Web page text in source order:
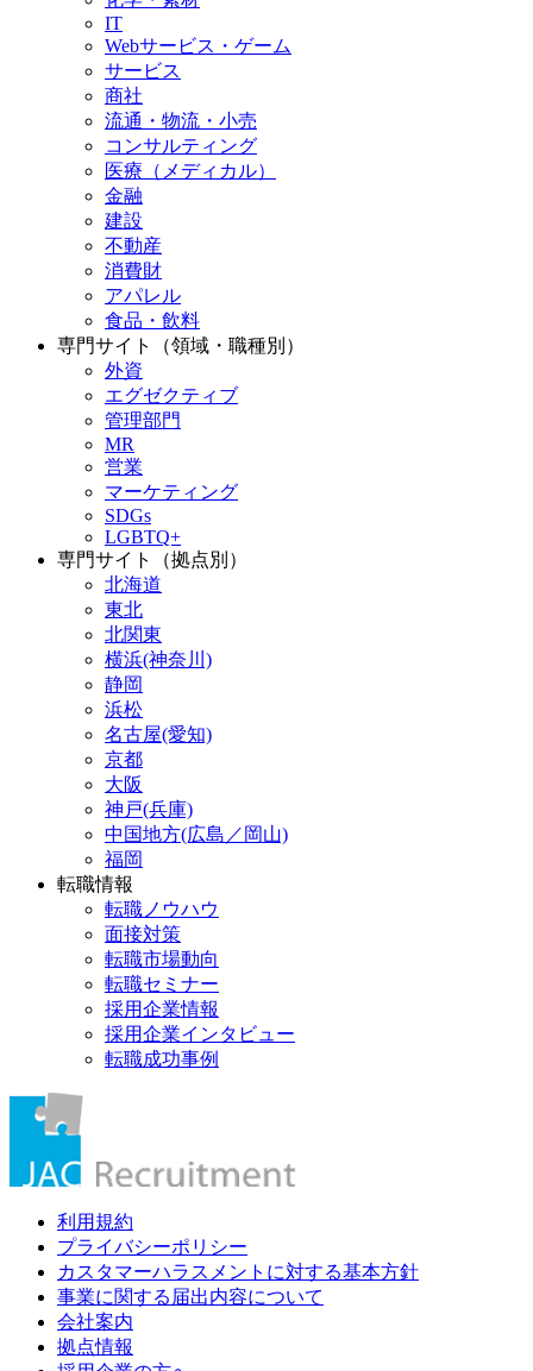
IT
Webサービス・ゲーム
サービス
商社
流通・物流・小売
コンサルティング
医療（メディカル）
金融
建設
不動産
消費財
アパレル
食品・飲料
専門サイト（領域・職種別）
外資
エグゼクティブ
管理部門
MR
営業
マーケティング
SDGs
LGBTQ+
専門サイト（拠点別）
北海道
東北
北関東
横浜(神奈川)
静岡
浜松
名古屋(愛知)
京都
大阪
神戸(兵庫)
中国地方(広島／岡山)
福岡
転職情報
転職ノウハウ
面接対策
転職市場動向
転職セミナー
採用企業情報
採用企業インタビュー
転職成功事例
利用規約
プライバシーポリシー
カスタマーハラスメントに対する基本方針
事業に関する届出内容について
会社案内
拠点情報